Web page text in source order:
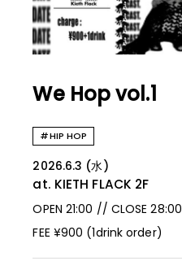
We Hop vol.1
#HIP HOP
2026.6.3 (水)
at. KIETH FLACK 2F
OPEN 21:00 // CLOSE 28:00
FEE ¥900 (1drink order)